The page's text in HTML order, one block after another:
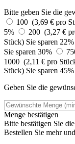
Bitte geben Sie die
100 (3,69 € pro
5%
200 (3,27 €
Stück) Sie sparen 22%
Sie sparen 30%
1000 (2,11 € pro
Stück) Sie sparen 45%
Geben Sie die
Menge bestätigen
Bitte bestätigen Sie
Bestellen Sie mehr